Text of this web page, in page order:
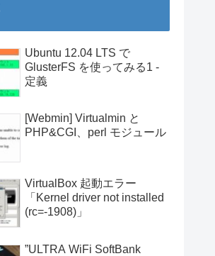
Ubuntu 12.04 LTS で
GlusterFS を使ってみる1 -
定義
[Webmin] Virtualmin と
PHP&CGI、perl モジュール
VirtualBox 起動エラー
「Kernel driver not installed
(rc=-1908)」
”ULTRA WiFi SoftBank